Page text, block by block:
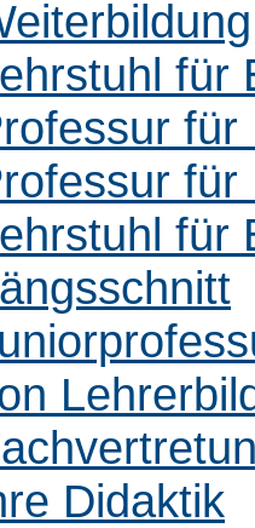
für
für
für
für
Didaktik